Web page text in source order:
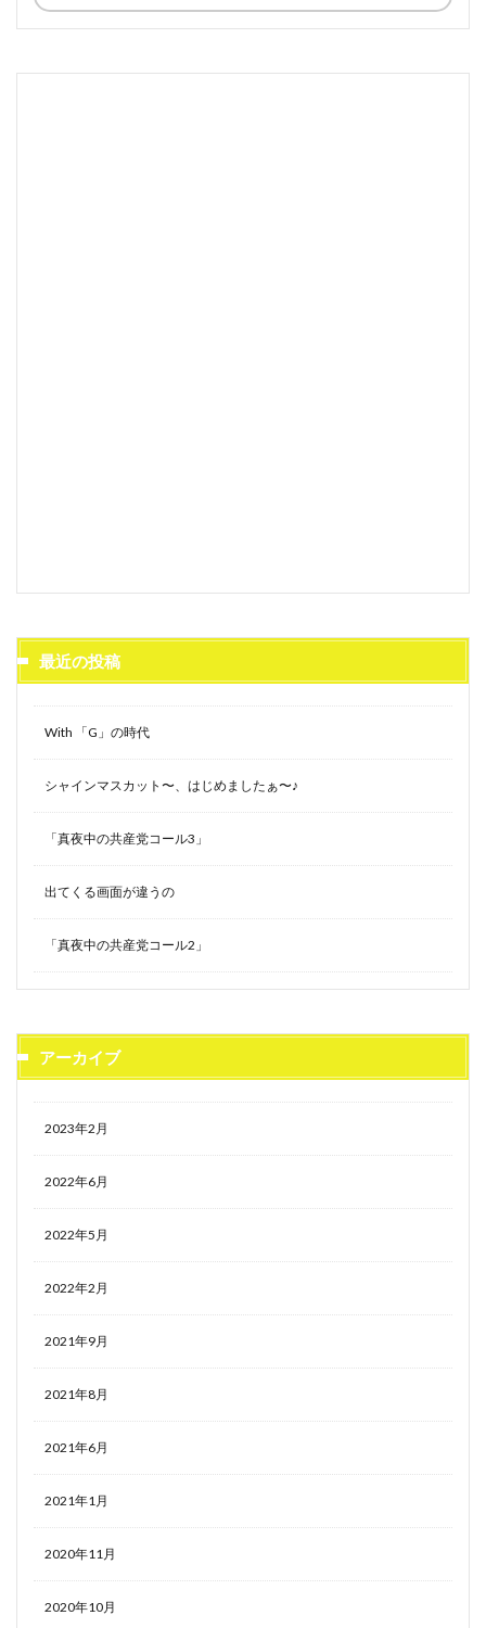
最近の投稿
With 「G」の時代
シャインマスカット〜、はじめましたぁ〜♪
「真夜中の共産党コール3」
出てくる画面が違うの
「真夜中の共産党コール2」
アーカイブ
2023年2月
2022年6月
2022年5月
2022年2月
2021年9月
2021年8月
2021年6月
2021年1月
2020年11月
2020年10月